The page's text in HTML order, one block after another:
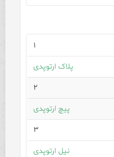
۱
پلاک ارتوپدی
۲
پیچ ارتوپدی
۳
نیل ارتوپدی